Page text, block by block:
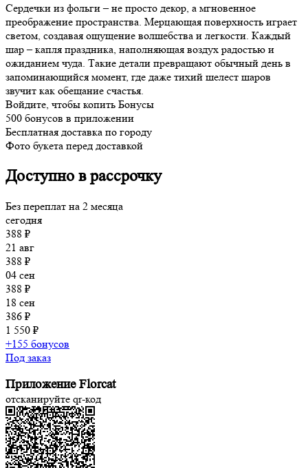
Сердечки из фольги – не просто декор, а мгновенное
преображение пространства. Мерцающая поверхность играет
светом, создавая ощущение волшебства и легкости. Каждый
шар – капля праздника, наполняющая воздух радостью и
ожиданием чуда. Такие детали превращают обычный день в
запоминающийся момент, где даже тихий шелест шаров
звучит как обещание счастья.
Войдите, чтобы копить Бонусы
500 бонусов в приложении
Бесплатная доставка по городу
Фото букета перед доставкой
Доступно в рассрочку
Без переплат на 2 месяца
сегодня
388 ₽
21 авг
388 ₽
04 сен
388 ₽
18 сен
386 ₽
1 550 ₽
+155 бонусов
Под заказ
Приложение Florcat
отсканируйте qr-код